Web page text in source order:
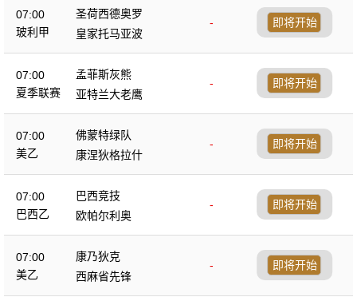
07:00
玻利甲
圣荷西德奥罗
-
皇家托马亚波
即将开始
07:00
夏季联赛
孟菲斯灰熊
-
亚特兰大老鹰
即将开始
07:00
美乙
佛蒙特绿队
-
康涅狄格拉什
即将开始
07:00
巴西乙
巴西竞技
-
欧帕尔利奥
即将开始
07:00
美乙
康乃狄克
-
西麻省先锋
即将开始